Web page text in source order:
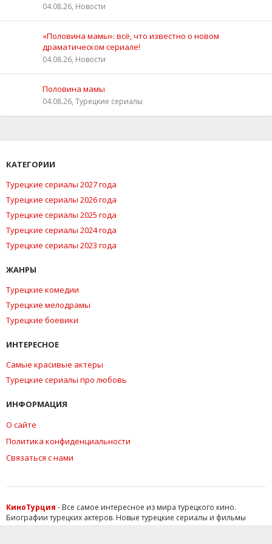
04.08.26, Новости
«Половина мамы»: всё, что известно о новом
драматическом сериале!
04.08.26, Новости
Половина мамы
04.08.26, Турецкие сериалы
КАТЕГОРИИ
Турецкие сериалы 2027 года
Турецкие сериалы 2026 года
Турецкие сериалы 2025 года
Турецкие сериалы 2024 года
Турецкие сериалы 2023 года
ЖАНРЫ
Турецкие комедии
Турецкие мелодрамы
Турецкие боевики
ИНТЕРЕСНОЕ
Самые красивые актеры
Турецкие сериалы про любовь
ИНФОРМАЦИЯ
О сайте
Политика конфиденциальности
Связаться с нами
КиноТурция - Все самое интересное из мира турецкого кино.
Биографии турецких актеров. Новые турецкие сериалы и фильмы